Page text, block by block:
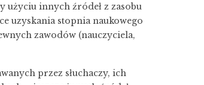
użyciu innych źródeł z zasobu
uzyskania stopnia naukowego
zawodów (nauczyciela,
przez słuchaczy, ich